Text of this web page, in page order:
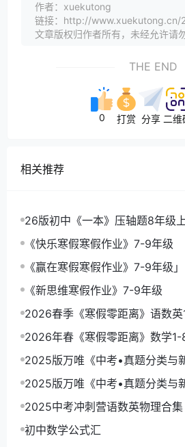
作者：xuekutong
链接：http://
文章版权归作者所有，未经允许请
THE END
0 打赏 分享 二维
相关推荐
26版初中《一本》压轴题8年级
《一本函数》
《快乐寒假寒假作业》7-9年级
《赢在寒假寒假作业》7-9年级」
《新思维寒假作业》7-9年级
2026春季《寒假零距离》语数
2026年春《寒假零距离》数学1-
2025版万唯《中考•真题分类与
2025版万唯《中考•真题分类与
2025中考冲刺营语数英物理合集
初中数学公式汇